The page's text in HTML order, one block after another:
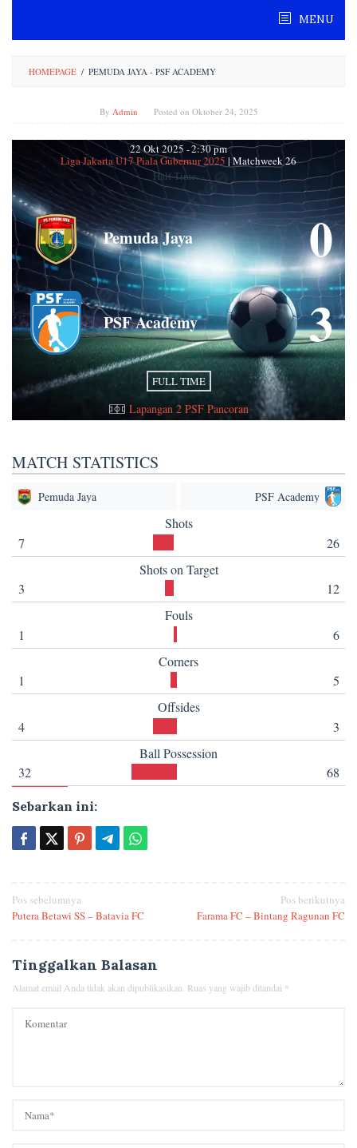
content
MENU
HOMEPAGE / PEMUDA JAYA - PSF ACADEMY
By Admin Posted on Oktober 24, 2025
22 Okt 2025 -2:30 pm
Liga Jakarta U17 Piala Gubernur 2025 | Matchweek 26
Half Time: -
Pemuda Jaya 0
PSF Academy 3
FULL TIME
Lapangan 2 PSF Pancoran
MATCH STATISTICS
Pemuda Jaya PSF Academy
Shots
7
26
Shots on Target
3
12
Fouls
1
6
Corners
1
5
Offsides
4
3
Ball Possession
32
68
Sebarkan ini:
Navigasi
pos
Pos sebelumnya
Putera Betawi SS – Batavia FC
Pos berikutnya
Farama FC – Bintang Ragunan FC
Tinggalkan Balasan
Alamat email Anda tidak akan dipublikasikan. Ruas yang wajib ditandai *